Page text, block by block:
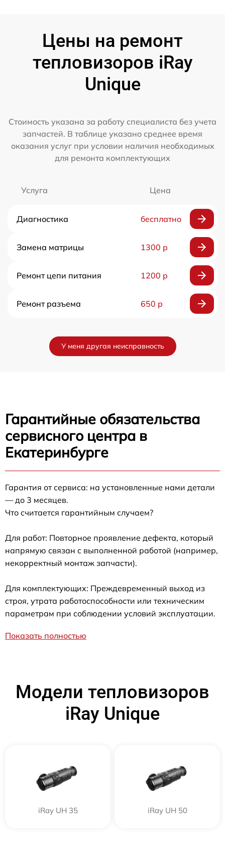
Цены на ремонт
тепловизоров iRay
Unique
Стоимость указана за работу специалиста без учета
запчастей. В таблице указано среднее время
оказания услуг при условии наличия необходимых
для ремонта комплектующих
Услуга Цена
Диагностика бесплатно
Замена матрицы 1300 р
Ремонт цепи питания 1200 р
Ремонт разъема 650 р
У меня другая неисправность
Гарантийные обязательства
сервисного центра в
Екатеринбурге
Гарантия от сервиса: на установленные нами детали
— до 3 месяцев.
Что считается гарантийным случаем?
Для работ: Повторное проявление дефекта, который
напрямую связан с выполненной работой (например,
некорректный монтаж запчасти).
Для комплектующих: Преждевременный выход из
строя, утрата работоспособности или техническим
параметрам при соблюдении условий эксплуатации.
Показать полностью
Модели тепловизоров
iRay Unique
iRay UH 35 iRay UH 50